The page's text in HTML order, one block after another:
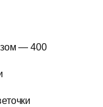
— 400